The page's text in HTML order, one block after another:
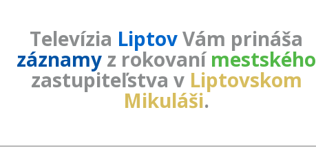
Televízia LiptovVám prináša
záznamy z rokovanímestského
zastupiteľstva v Liptovskom
Mikuláši.